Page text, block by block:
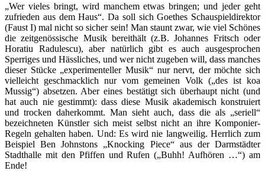
„Wer vieles bringt, wird manchem etwas bringen; und jeder geht
zufrieden aus dem Haus“. Da soll sich Goethes Schauspieldirektor
(Faust I) mal nicht so sicher sein! Man staunt zwar, wie viel Schönes
die zeitgenössische Musik bereithält (z.B. Johannes Fritsch oder
Horatiu Radulescu), aber natürlich gibt es auch ausgesprochen
Sperriges und Hässliches, und wer nicht zugeben will, dass manches
dieser Stücke „experimenteller Musik“ nur nervt, der möchte sich
vielleicht geschmacklich nur vom gemeinen Volk („des ist koa
Mussig“) absetzen. Aber eines bestätigt sich überhaupt nicht (und
hat auch nie gestimmt): dass diese Musik akademisch konstruiert
und trocken daherkommt. Man sieht auch, dass die als „seriell“
bezeichneten Künstler sich meist selbst nicht an ihre Komponier-
Regeln gehalten haben. Und: Es wird nie langweilig. Herrlich zum
Beispiel Ben Johnstons „Knocking Piece“ aus der Darmstädter
Stadthalle mit den Pfiffen und Rufen („Buhh! Aufhören …“) am
Ende!